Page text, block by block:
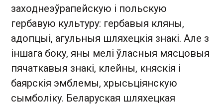
заходнеэўрапейскую і польскую
гербавую культуру: гербавыя кляны,
адопцыі, агульныя шляхецкія знакі. Але з
іншага боку, яны мелі ўласныя мясцовыя
пячаткавыя знакі, клейны, княскія і
баярскія эмблемы, хрысьціянскую
сымболіку. Беларуская шляхецкая